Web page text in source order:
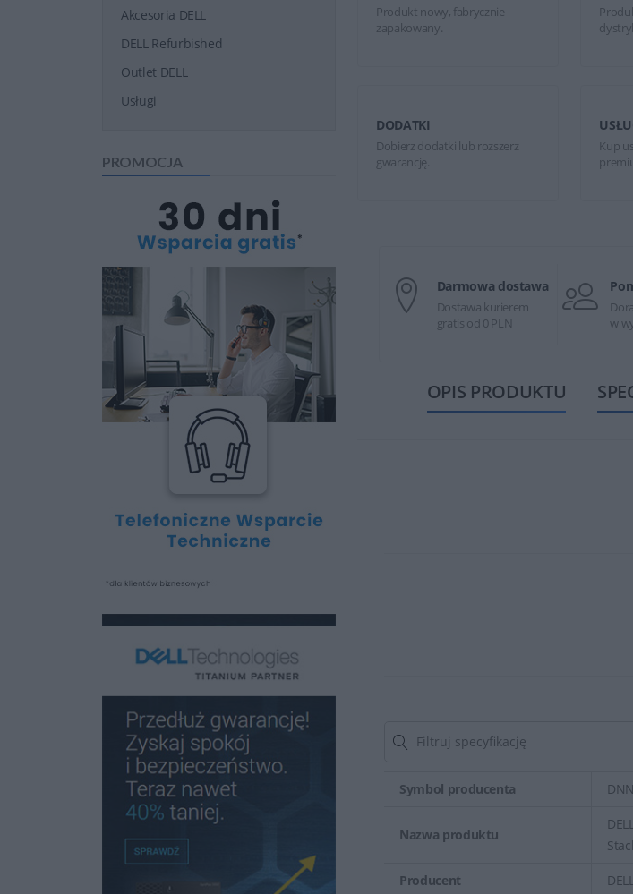
Akcesoria DELL
DELL Refurbished
Outlet DELL
Usługi
PROMOCJA
Produkt nowy, fabrycznie
zapakowany.
DODATKI
Dobierz dodatki lub rozszerz
gwarancję.
Kup
Darmowa dostawa
Dostawa kurierem
gratis od 0 PLN
w
OPIS PRODUKTU
Symbol producenta
Nazwa produktu
Producent DELL